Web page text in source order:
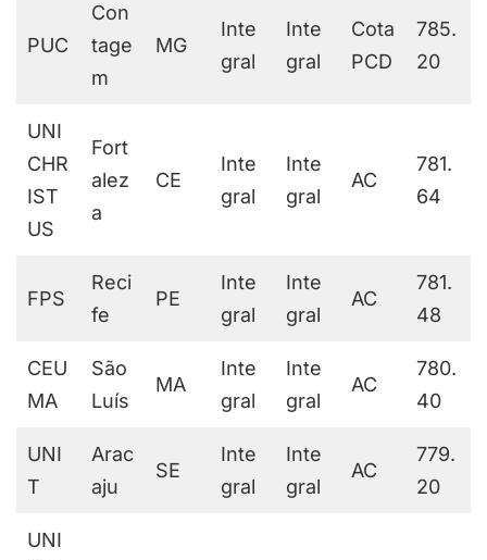
PUC
Con
tage
m
MG
Inte
gral
Inte
gral
Cota
PCD
785.
20
UNI
CHR
IST
US
Fort
alez
a
CE
Inte
gral
Inte
gral
AC
781.
64
FPS
Reci
fe
PE
Inte
gral
Inte
gral
AC
781.
48
CEU
MA
São
Luís
MA
Inte
gral
Inte
gral
AC
780.
40
UNI
T
Arac
aju
SE
Inte
gral
Inte
gral
AC
779.
20
UNI